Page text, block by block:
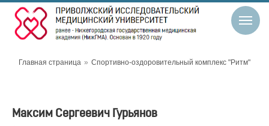
Главная страница » Спортивно-оздоровительный комплекс "Ритм"
Максим Сергеевич Гурьянов